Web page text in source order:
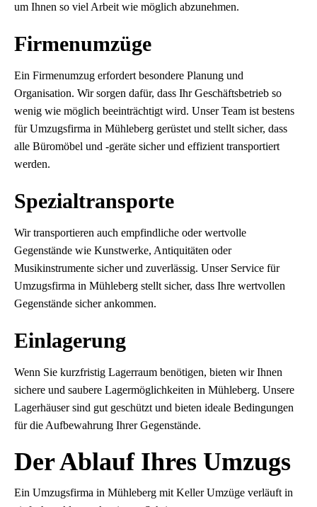
um Ihnen so viel Arbeit wie möglich abzunehmen.
Firmenumzüge
Ein Firmenumzug erfordert besondere Planung und
Organisation. Wir sorgen dafür, dass Ihr Geschäftsbetrieb so
wenig wie möglich beeinträchtigt wird. Unser Team ist bestens
für Umzugsfirma in Mühleberg gerüstet und stellt sicher, dass
alle Büromöbel und -geräte sicher und effizient transportiert
werden.
Spezialtransporte
Wir transportieren auch empfindliche oder wertvolle
Gegenstände wie Kunstwerke, Antiquitäten oder
Musikinstrumente sicher und zuverlässig. Unser Service für
Umzugsfirma in Mühleberg stellt sicher, dass Ihre wertvollen
Gegenstände sicher ankommen.
Einlagerung
Wenn Sie kurzfristig Lagerraum benötigen, bieten wir Ihnen
sichere und saubere Lagermöglichkeiten in Mühleberg. Unsere
Lagerhäuser sind gut geschützt und bieten ideale Bedingungen
für die Aufbewahrung Ihrer Gegenstände.
Der Ablauf Ihres Umzugs
Ein Umzugsfirma in Mühleberg mit Keller Umzüge verläuft in